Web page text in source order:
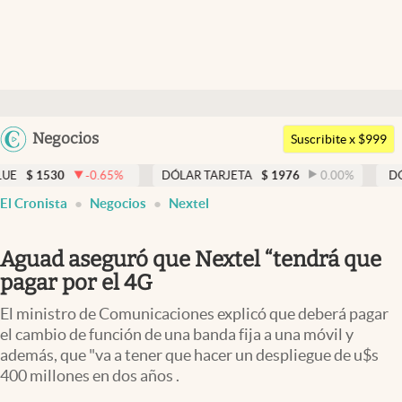
Argentina
Uruguay
Negocios
Members
Economía y Política
Finanzas y Mercados
Negocios
Columnistas
Otras secciones
Apertura
Suscribite x $999
-0.65% DÓLAR TARJETA $ 1976 0.00 % DÓLAR MEP $
El Cronista Negocios Nextel
Aguad aseguró que Nextel “tendrá que
pagar por el 4G
El ministro de Comunicaciones explicó que deberá pagar
el cambio de función de una banda fija a una móvil y
además, que "va a tener que hacer un despliegue de u$s
400 millones en dos años .